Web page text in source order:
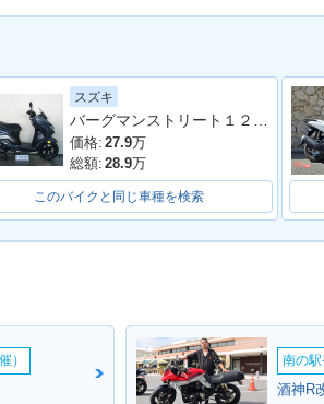
スズキ
価格: 27.9万
総額: 28.9万
このバイクと同じ車種を検索
） 南の
酒神R